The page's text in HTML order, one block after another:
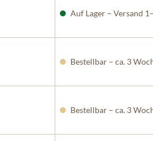
Auf Lager – Versand
Bestellbar – ca. 3
Bestellbar – ca. 3